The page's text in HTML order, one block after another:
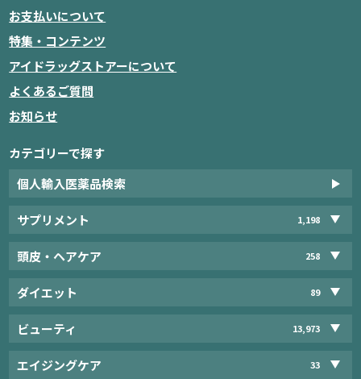
お支払いについて
特集・コンテンツ
アイドラッグストアーについて
よくあるご質問
お知らせ
カテゴリーで探す
個人輸入医薬品検索
サプリメント 1,198
頭皮・ヘアケア 258
ダイエット 89
ビューティ 13,973
エイジングケア 33